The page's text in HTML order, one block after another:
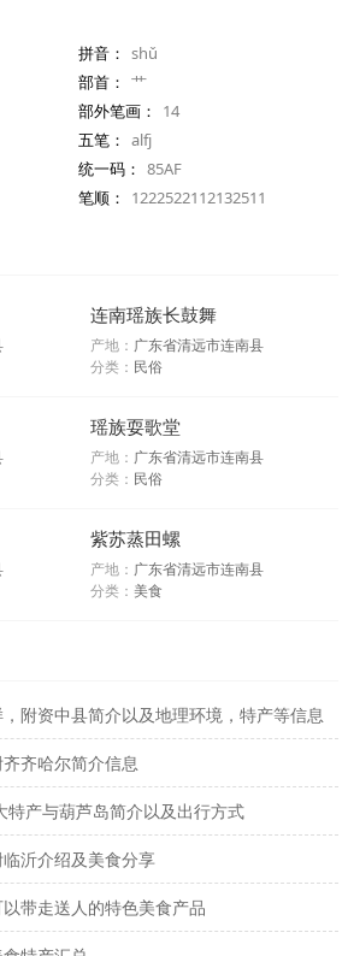
拼音： shǔ
部首： 艹
部外笔画：
14
五笔： alfj
统一码： 85AF
笔顺： 1222522112132511
连南瑶族长鼓舞
产地： 广东省清远市连南县
分类： 民俗
瑶族耍歌堂
产地： 广东省清远市连南县
分类： 民俗
紫苏蒸田螺
产地： 广东省清远市连南县
分类： 美食
附资中县简介以及地理环境，特产等信息
齐哈尔简介信息
特产与葫芦岛简介以及出行方式
沂介绍及美食分享
带走送人的特色美食产品